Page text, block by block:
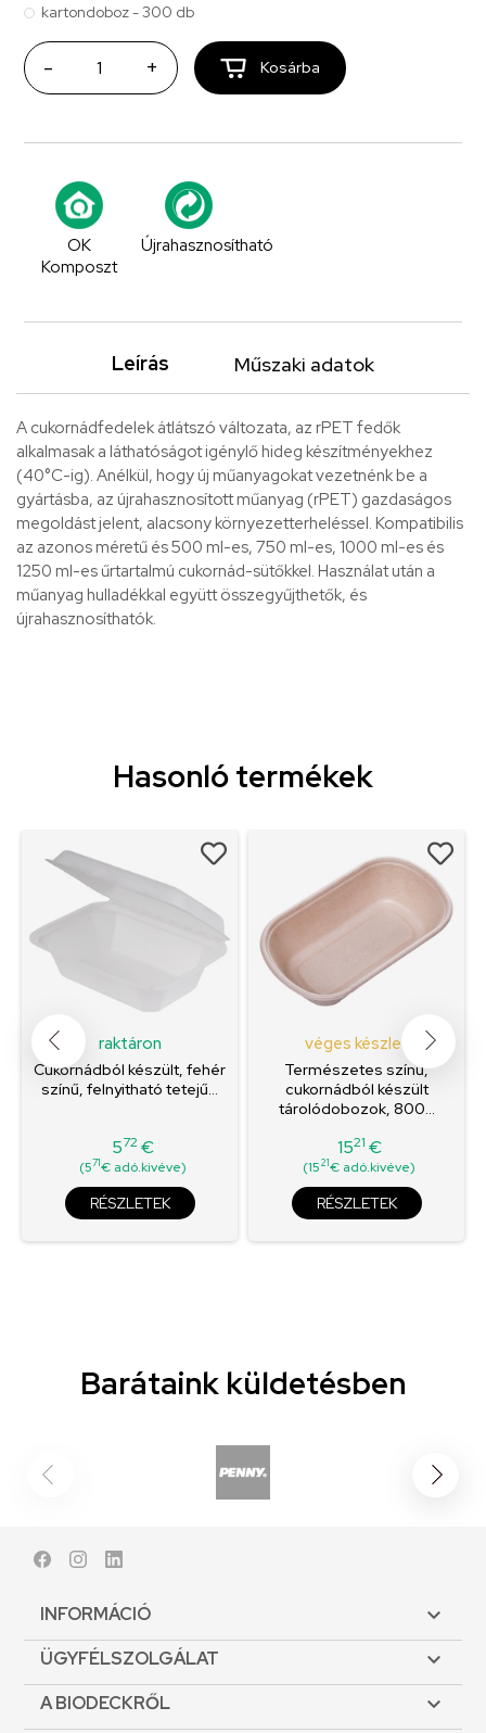
kartondoboz - 300 db
- + Kosárba
OK
Komposzt
Újrahasznosítható
Leírás Műszaki adatok
A cukornádfedelek átlátszó változata, az rPET fedők
alkalmasak a láthatóságot igénylő hideg készítményekhez
(40°C-ig). Anélkül, hogy új műanyagokat vezetnénk be a
gyártásba, az újrahasznosított műanyag (rPET) gazdaságos
megoldást jelent, alacsony környezetterheléssel. Kompatibilis
az azonos méretű és 500 ml-es, 750 ml-es, 1000 ml-es és
1250 ml-es űrtartalmú cukornád-sütőkkel. Használat után a
műanyag hulladékkal együtt összegyűjthetők, és
újrahasznosíthatók.
Hasonló termékek
raktáron
Cukornádból készült, fehér
színű, felnyitható tetejű...
Ár
572 €
(571€ adó.kivéve)
RÉSZLETEK
véges készlet
Természetes színű,
cukornádból készült
tárolódobozok, 800...
Ár
1521 €
(1521€ adó.kivéve)
RÉSZLETEK
Barátaink küldetésben
FacebookInstagram
INFORMÁCIÓ 
ÜGYFÉLSZOLGÁLAT 
A BIODECKRŐL 